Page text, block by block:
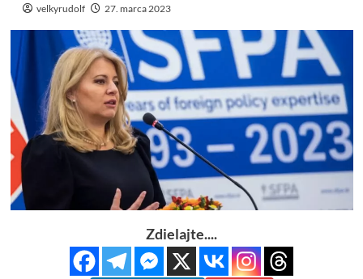
velkyrudolf 27. marca 2023
Zdielajte....